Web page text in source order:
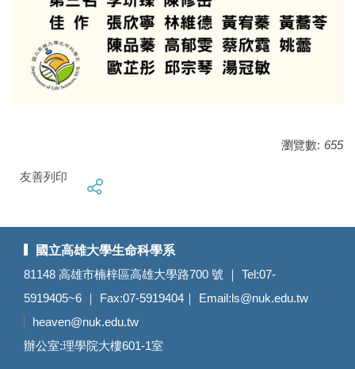
瀏覽數: 655
友善列印
國立高雄大學生命科學系
81148 高雄市楠梓區高雄大學路700 號 ｜ Tel:07-
5919405~6 ｜ Fax:07-5919404｜ Email:ls@nuk.edu.tw
heaven@nuk.edu.tw
辦公室:理學院大樓601-1室